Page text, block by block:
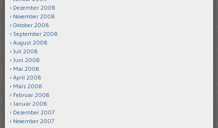
Dezember 2008
November 2008
Oktober 2008
September 2008
August 2008
Juli 2008
Juni 2008
Mai 2008
April 2008
März 2008
Februar 2008
Januar 2008
Dezember 2007
November 2007